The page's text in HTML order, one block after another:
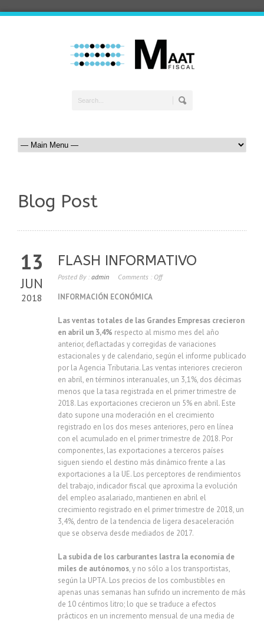
Blog Post
13
JUN
2018
FLASH INFORMATIVO
Posted By : admin Comments : Off
INFORMACIÓN ECONÓMICA
Las ventas totales de las Grandes Empresas crecieron
en abril un 3,4% respecto al mismo mes del año
anterior, deflactadas y corregidas de variaciones
estacionales y de calendario, según el informe publicado
por la Agencia Tributaria. Las ventas interiores crecieron
en abril, en términos interanuales, un 3,1%, dos décimas
menos que la tasa registrada en el primer trimestre de
2018. Las exportaciones crecieron un 5% en abril. Este
dato supone una moderación en el crecimiento
registrado en los dos meses anteriores, pero en línea
con el acumulado en el primer trimestre de 2018. Por
componentes, las exportaciones a terceros países
siguen siendo el destino más dinámico frente a las
exportaciones a la UE. Los perceptores de rendimientos
del trabajo, indicador fiscal que aproxima la evolución
del empleo asalariado, mantienen en abril el
crecimiento registrado en el primer trimestre de 2018, un
3,4%, dentro de la tendencia de ligera desaceleración
que se observa desde mediados de 2017.
La subida de los carburantes lastra la economía de
miles de autónomos, y no sólo a los transportistas,
según la UPTA. Los precios de los combustibles en
apenas unas semanas han sufrido un incremento de más
de 10 céntimos litro; lo que se traduce a efectos
prácticos en un incremento mensual de una media de